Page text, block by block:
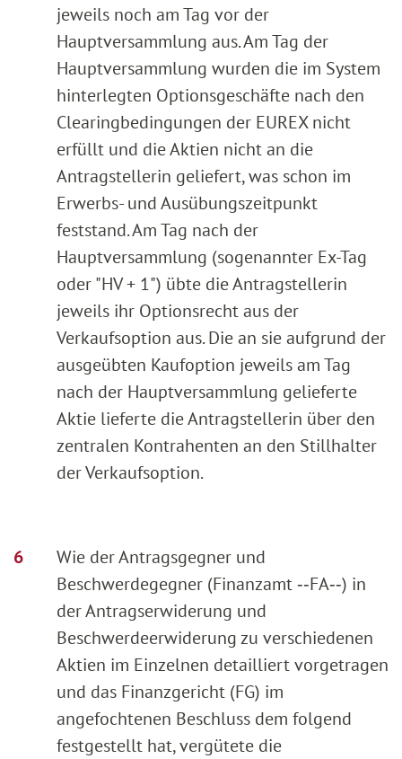
jeweils noch am Tag vor der
Hauptversammlung aus. Am Tag der
Hauptversammlung wurden die im System
hinterlegten Optionsgeschäfte nach den
Clearingbedingungen der EUREX nicht
erfüllt und die Aktien nicht an die
Antragstellerin geliefert, was schon im
Erwerbs- und Ausübungszeitpunkt
feststand. Am Tag nach der
Hauptversammlung (sogenannter Ex-Tag
oder "HV + 1") übte die Antragstellerin
jeweils ihr Optionsrecht aus der
Verkaufsoption aus. Die an sie aufgrund der
ausgeübten Kaufoption jeweils am Tag
nach der Hauptversammlung gelieferte
Aktie lieferte die Antragstellerin über den
zentralen Kontrahenten an den Stillhalter
der Verkaufsoption.
Wie der Antragsgegner und
Beschwerdegegner (Finanzamt ‑‑FA‑‑) in
der Antragserwiderung und
Beschwerdeerwiderung zu verschiedenen
Aktien im Einzelnen detailliert vorgetragen
und das Finanzgericht (FG) im
angefochtenen Beschluss dem folgend
festgestellt hat, vergütete die